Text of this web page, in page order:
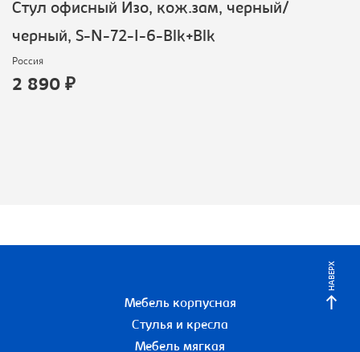
Стул офисный Изо, кож.зам, черный/
черный, S-N-72-I-6-Blk+Blk
Россия
2 890 ₽
НАВЕРХ
Мебель корпусная
Стулья и кресла
Мебель мягкая